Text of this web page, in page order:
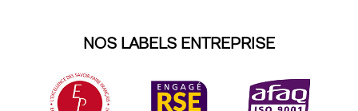
NOS LABELS ENTREPRISE